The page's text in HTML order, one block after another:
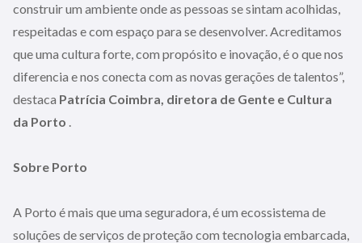
construir um ambiente onde as pessoas se sintam acolhidas,
respeitadas e com espaço para se desenvolver. Acreditamos
que uma cultura forte, com propósito e inovação, é o que nos
diferencia e nos conecta com as novas gerações de talentos”,
destaca Patrícia Coimbra, diretora de Gente e Cultura
da Porto .
Sobre Porto
A Porto é mais que uma seguradora, é um ecossistema de
soluções de serviços de proteção com tecnologia embarcada,